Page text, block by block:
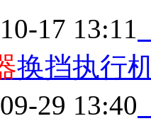
17 13:11
换挡执行
29 13:40